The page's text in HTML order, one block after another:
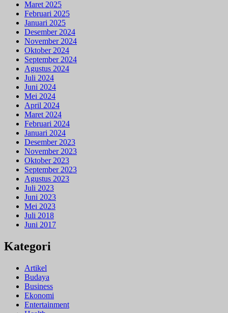
Maret 2025
Februari 2025
Januari 2025
Desember 2024
November 2024
Oktober 2024
September 2024
Agustus 2024
Juli 2024
Juni 2024
Mei 2024
April 2024
Maret 2024
Februari 2024
Januari 2024
Desember 2023
November 2023
Oktober 2023
September 2023
Agustus 2023
Juli 2023
Juni 2023
Mei 2023
Juli 2018
Juni 2017
Kategori
Artikel
Budaya
Business
Ekonomi
Entertainment